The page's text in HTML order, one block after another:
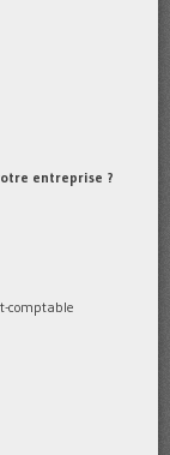
entreprise ?
comptable